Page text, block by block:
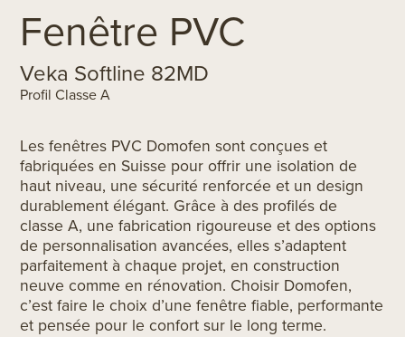
Fenêtre PVC
Veka Softline 82MD
Profil Classe A
Les fenêtres PVC Domofen sont conçues et
fabriquées en Suisse pour offrir une isolation de
haut niveau, une sécurité renforcée et un design
durablement élégant. Grâce à des profilés de
classe A, une fabrication rigoureuse et des options
de personnalisation avancées, elles s’adaptent
parfaitement à chaque projet, en construction
neuve comme en rénovation. Choisir Domofen,
c’est faire le choix d’une fenêtre fiable, performante
et pensée pour le confort sur le long terme.